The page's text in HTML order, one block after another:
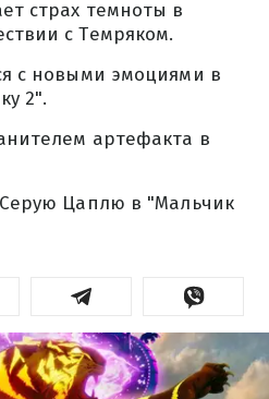
страх темноты в
с Темряком.
с новыми эмоциями в
2".
артефакта в
Цаплю в "Мальчик